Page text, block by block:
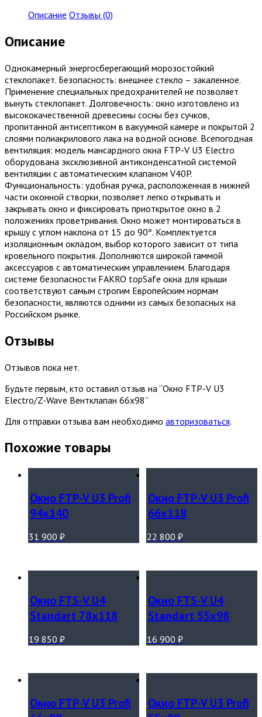
Описание Отзывы (0)
Описание
Однокамерный энергосберегающий морозостойкий
стеклопакет. Безопасность: внешнее стекло – закаленное.
Применение специальных предохранителей не позволяет
вынуть стеклопакет. Долговечность: окно изготовлено из
высококачественной древесины сосны без сучков,
пропитанной антисептиком в вакуумной камере и покрытой 2
слоями полиакрилового лака на водной основе. Всепогодная
вентиляция: модель мансардного окна FTP-V U3 Electro
оборудована эксклюзивной антиконденсатной системой
вентиляции с автоматическим клапаном V40P.
Функциональность: удобная ручка, расположенная в нижней
части оконной створки, позволяет легко открывать и
закрывать окно и фиксировать приоткрытое окно в 2
положениях проветривания. Окно может монтироваться в
крышу с углом наклона от 15 до 90º. Комплектуется
изоляционным окладом, выбор которого зависит от типа
кровельного покрытия. Дополняются широкой гаммой
аксессуаров c автоматическим управлением. Благодаря
системе безопасности FAKRO topSafe окна для крыши
соответствуют самым строгим Европейским нормам
безопасности, являются одними из самых безопасных на
Российском рынке.
Отзывы
Отзывов пока нет.
Будьте первым, кто оставил отзыв на “Окно FTP-V U3
Eleсtro/Z-Wave Вентклапан 66х98”
Для отправки отзыва вам необходимо авторизоваться.
Похожие товары
Окно FTP-V U3 Profi
94х140
31 900 ₽
Окно FTP-V U3 Profi
66х118
22 800 ₽
Окно FTS-V U4
Standart 78х118
19 850 ₽
Окно FTS-V U4
Standart 55х98
16 900 ₽
Окно FTP-V U3 Profi
Окно FTP-V U3 Profi